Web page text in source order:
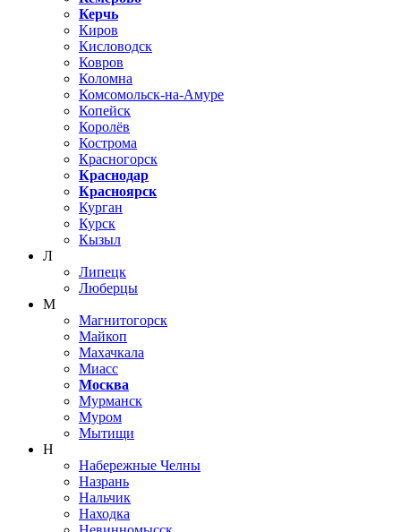
Керчь
Киров
Кисловодск
Ковров
Коломна
Комсомольск-на-Амуре
Копейск
Королёв
Кострома
Красногорск
Краснодар
Красноярск
Курган
Курск
Кызыл
Л
Липецк
Люберцы
М
Магнитогорск
Майкоп
Махачкала
Миасс
Москва
Мурманск
Муром
Мытищи
Н
Набережные Челны
Назрань
Нальчик
Находка